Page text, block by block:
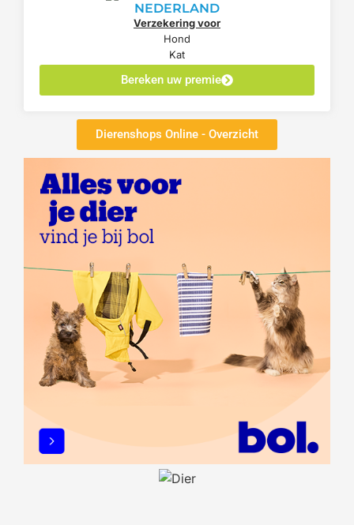
NEDERLAND
Verzekering voor
Hond
Kat
Bereken uw premie
Dierenshops Online - Overzicht